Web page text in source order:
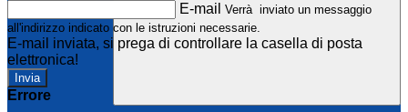
E-mail Verrà inviato un messaggio
all'indirizzo indicato con le istruzioni necessarie.
E-mail inviata, si prega di controllare la casella di posta
elettronica!
Errore